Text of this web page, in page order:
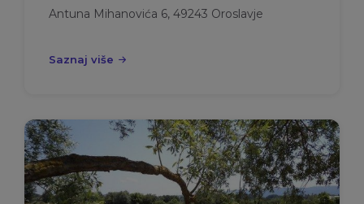
Antuna Mihanovića 6, 49243 Oroslavje
Saznaj više